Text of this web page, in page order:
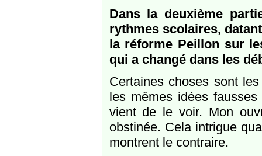
Dans la deuxième
rythmes scolaires,
la réforme Peillon sur
qui a changé dans les
Certaines choses sont
les mêmes idées
vient de le voir. Mon
obstinée. Cela intrigue
montrent le contraire.